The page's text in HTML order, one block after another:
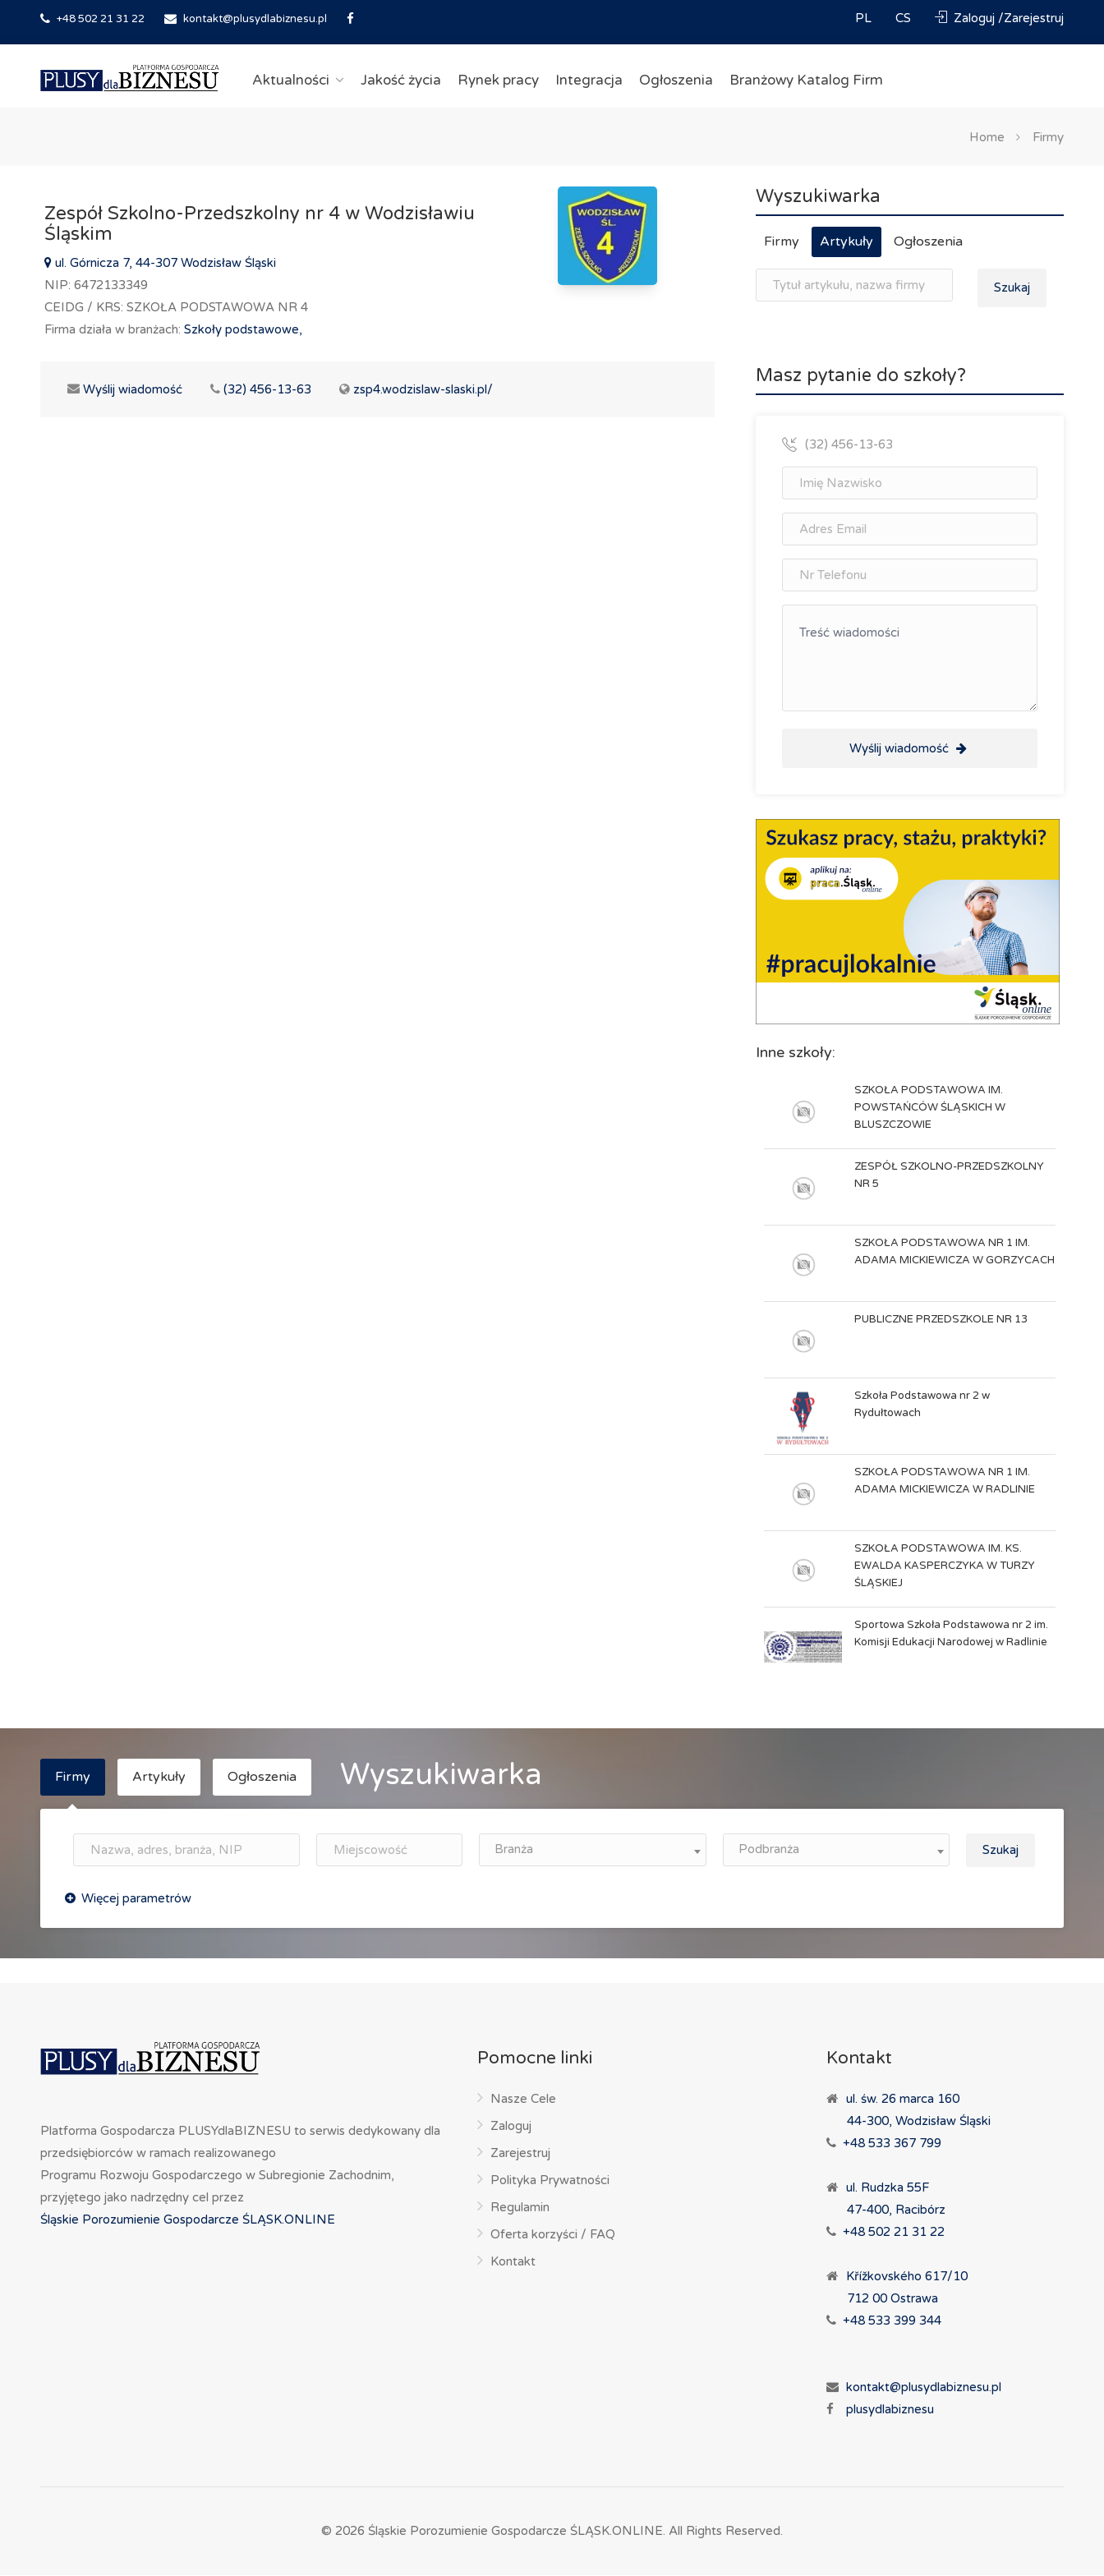
+48 502 21 31 22 kontakt@plusydlabiznesu.pl PL CS Zaloguj /Zarejestruj
Aktualności Jakość życia Rynek pracy Integracja Ogłoszenia Branżowy Katalog Firm
Home Firmy
Zespół Szkolno-Przedszkolny nr 4 w Wodzisławiu
Śląskim
ul. Górnicza 7, 44-307 Wodzisław Śląski
NIP: 6472133349
CEIDG / KRS: SZKOŁA PODSTAWOWA NR 4
Firma działa w branżach: Szkoły podstawowe,
Wyślij wiadomość (32) 456-13-63 zsp4.wodzislaw-slaski.pl/
Wyszukiwarka
Firmy Artykuły Ogłoszenia
Szukaj
Masz pytanie do szkoły?
(32) 456-13-63
Wyślij wiadomość
Inne szkoły:
SZKOŁA PODSTAWOWA IM.
POWSTAŃCÓW ŚLĄSKICH W
BLUSZCZOWIE
ZESPÓŁ SZKOLNO-PRZEDSZKOLNY
NR 5
SZKOŁA PODSTAWOWA NR 1 IM.
ADAMA MICKIEWICZA W GORZYCACH
PUBLICZNE PRZEDSZKOLE NR 13
Szkoła Podstawowa nr 2 w
Rydułtowach
SZKOŁA PODSTAWOWA NR 1 IM.
ADAMA MICKIEWICZA W RADLINIE
SZKOŁA PODSTAWOWA IM. KS.
EWALDA KASPERCZYKA W TURZY
ŚLĄSKIEJ
Sportowa Szkoła Podstawowa nr 2 im.
Komisji Edukacji Narodowej w Radlinie
Firmy Artykuły Ogłoszenia Wyszukiwarka
Branża Podbranża Szukaj
Platforma Gospodarcza PLUSYdlaBIZNESU to serwis dedykowany dla
przedsiębiorców w ramach realizowanego
Programu Rozwoju Gospodarczego w Subregionie Zachodnim,
przyjętego jako nadrzędny cel przez
Śląskie Porozumienie Gospodarcze ŚLĄSK.ONLINE
Pomocne linki
Nasze Cele
Zaloguj
Zarejestruj
Polityka Prywatności
Regulamin
Oferta korzyści / FAQ
Kontakt
Kontakt
ul. św. 26 marca 160
44-300, Wodzisław Śląski
+48 533 367 799
ul. Rudzka 55F
47-400, Racibórz
+48 502 21 31 22
Křížkovského 617/10
712 00 Ostrawa
+48 533 399 344
kontakt@plusydlabiznesu.pl
plusydlabiznesu
© 2026 Śląskie Porozumienie Gospodarcze ŚLĄSK.ONLINE. All Rights Reserved.